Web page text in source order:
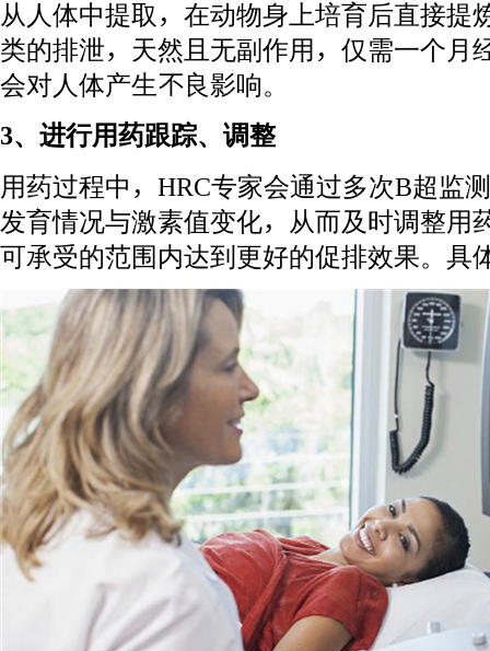
从人体中提取，在动物身上培育后直接提
类的排泄，天然且无副作用，仅需一个月
会对人体产生不良影响。
3、进行用药跟踪、调整
用药过程中，HRC专家会通过多次B超监
发育情况与激素值变化，从而及时调整用
可承受的范围内达到更好的促排效果。具